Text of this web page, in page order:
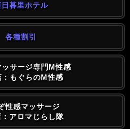
日暮里ホテル
各種割引
ッサージ専門M性感
：もぐらのM性感
性感マッサージ
アロマじらし隊